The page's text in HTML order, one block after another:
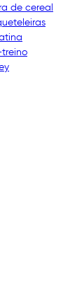
de cereal
treino